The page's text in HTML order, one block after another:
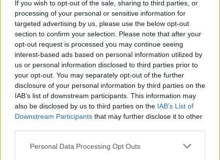
If you wish to opt-out of the sale, sharing to third parties, or
processing of your personal or sensitive information for
targeted advertising by us, please use the below opt-out
section to confirm your selection. Please note that after your
opt-out request is processed you may continue seeing
interest-based ads based on personal information utilized by
us or personal information disclosed to third parties prior to
your opt-out. You may separately opt-out of the further
disclosure of your personal information by third parties on the
IAB’s list of downstream participants. This information may
also be disclosed by us to third parties on the IAB’s List of
Downstream Participants that may further disclose it to other
Please note that this website/app uses one or more Google
Personal Data Processing Opt Outs
συστήματα S-400 στο Κουρσκ
Χθες οι Ουκρανοί εξαπέλυσαν νέα επίθεση με 8
πυραύλους ATACMS στο αεροδρόμιο Κουρσκ-
Βοστότσνι, με τους επτά εξ αυτών να καταρρίπτονται
και έναν να φτάνει στον στόχο, σύμφωνα με το
ρωσικό υπουργείο Άμυνας